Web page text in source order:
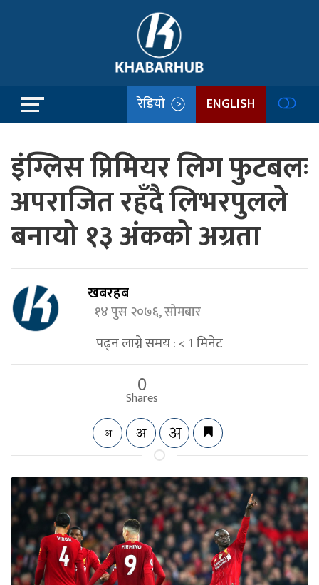
रेडियो ENGLISH
इंग्लिस प्रिमियर लिग फुटबलः
अपराजित रहँदै लिभरपुलले
बनायो १३ अंकको अग्रता
खबरहब
१४ पुस २०७६, सोमबार
पढ्न लाग्ने समय :< 1मिनेट
0
Shares